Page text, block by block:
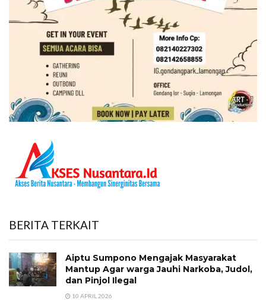
BERITA TERKAIT
Aiptu Sumpono Mengajak Masyarakat
Mantup Agar warga Jauhi Narkoba, Judol,
dan Pinjol Ilegal
10 APRIL 2026